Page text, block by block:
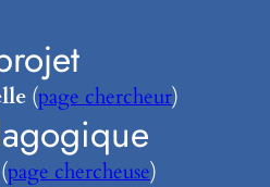
(page chercheur)
page chercheuse)